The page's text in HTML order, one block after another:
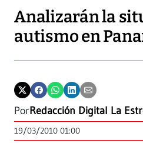
Analizarán la
autismo en
PorRedacción Digital La
19/03/2010 01:00